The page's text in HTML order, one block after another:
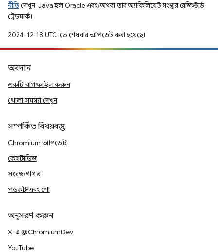
নীতিদেখুন। Java হল Oracle এবং/অথবা তার অ্যাফিলিয়েট সংস্থার রেজিস্টার্ড
ট্রেডমার্ক।
2024-12-18 UTC-তে শেষবার আপডেট করা হয়েছে।
অবদান
একটি বাগ ফাইল করুন
খোলা সমস্যা দেখুন
সম্পর্কিত বিষয়বস্তু
Chromium আপডেট
কেস স্টাডিজ
সংরক্ষণাগার
পডকাস্ট এবং শো
অনুসরণ করুন
X-এ @ChromiumDev
YouTube